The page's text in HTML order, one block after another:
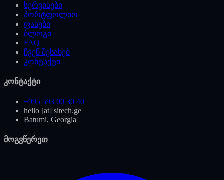
სერვისები
პორტფოლიო
ფასები
ბლოგი
FAQ
ჩვენ შესახებ
კონტაქტი
კონტაქტი
+995 593 00 30 40
hello [at] sitech.ge
Batumi, Georgia
მოგვწერეთ